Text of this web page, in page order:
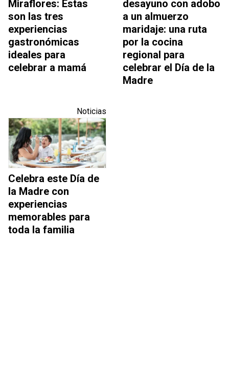
Miraflores: Estas
son las tres
experiencias
gastronómicas
ideales para
celebrar a mamá
desayuno con adobo
a un almuerzo
maridaje: una ruta
por la cocina
regional para
celebrar el Día de la
Madre
Noticias
Celebra este Día de
la Madre con
experiencias
memorables para
toda la familia